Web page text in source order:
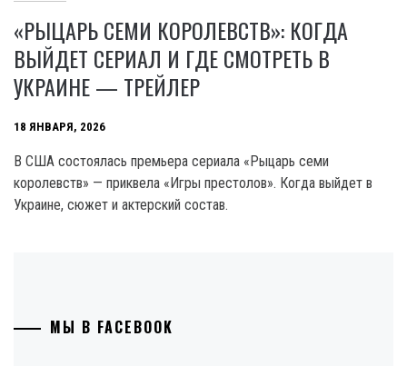
«РЫЦАРЬ СЕМИ КОРОЛЕВСТВ»: КОГДА
ВЫЙДЕТ СЕРИАЛ И ГДЕ СМОТРЕТЬ В
УКРАИНЕ — ТРЕЙЛЕР
18 ЯНВАРЯ, 2026
В США состоялась премьера сериала «Рыцарь семи
королевств» — приквела «Игры престолов». Когда выйдет в
Украине, сюжет и актерский состав.
МЫ В FACEBOOK